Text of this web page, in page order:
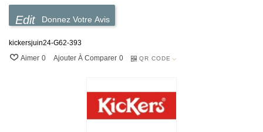
Donnez Votre Avis
kickersjuin24-G62-393
Aimer 0 Ajouter À Comparer 0 QR CODE